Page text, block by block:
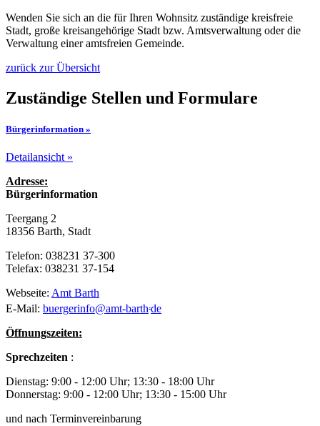
Wenden Sie sich an die für Ihren Wohnsitz zuständige kreisfreie
Stadt, große kreisangehörige Stadt bzw. Amtsverwaltung oder die
Verwaltung einer amtsfreien Gemeinde.
zurück zur Übersicht
Zuständige Stellen und Formulare
Bürgerinformation »
Detailansicht »
Adresse:
Bürgerinformation
Teergang 2
18356 Barth, Stadt
Telefon: 038231 37-300
Telefax: 038231 37-154
Webseite: Amt Barth
E-Mail: buergerinfo@amt-barth.de
Öffnungszeiten:
Sprechzeiten :
Dienstag: 9:00 - 12:00 Uhr; 13:30 - 18:00 Uhr
Donnerstag: 9:00 - 12:00 Uhr; 13:30 - 15:00 Uhr
und nach Terminvereinbarung